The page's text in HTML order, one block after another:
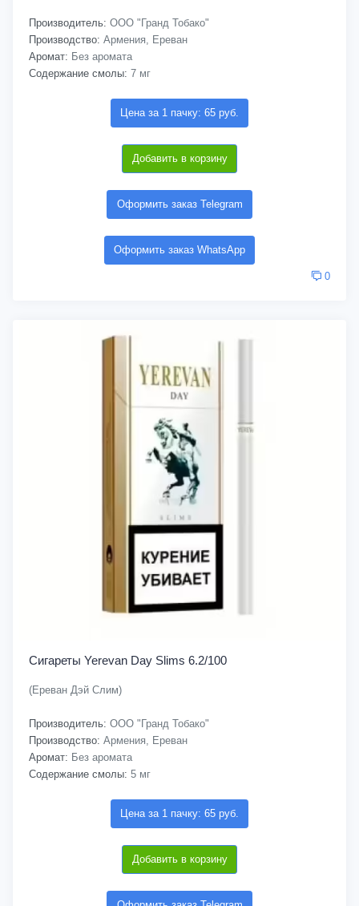
Производитель: ООО "Гранд Тобако"
Производство: Армения, Ереван
Аромат: Без аромата
Содержание смолы: 7 мг
Цена за 1 пачку: 65 руб.
Добавить в корзину
Оформить заказ Telegram
Оформить заказ WhatsApp
0
Сигареты Yerevan Day Slims 6.2/100
(Ереван Дэй Слим)
Производитель: ООО "Гранд Тобако"
Производство: Армения, Ереван
Аромат: Без аромата
Содержание смолы: 5 мг
Цена за 1 пачку: 65 руб.
Добавить в корзину